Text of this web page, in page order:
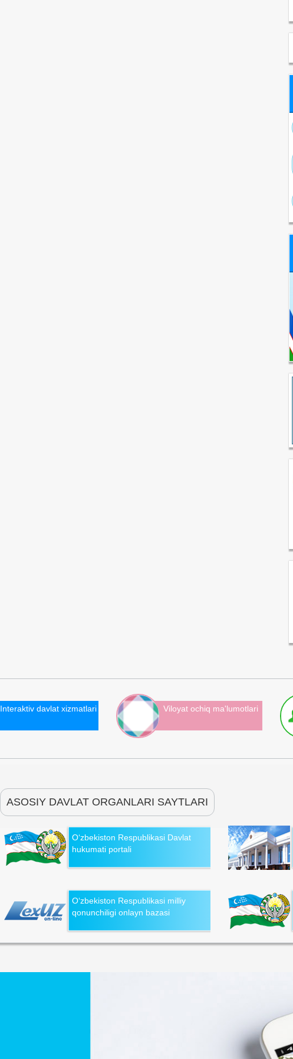
Interaktiv davlat xizmatlari Viloyat ochiq ma'lumotlari
ASOSIY DAVLAT ORGANLARI SAYTLARI
O‘zbekiston Respublikasi Davlat
hukumati portali
O‘zbekiston Respublikasi milliy
qonunchiligi onlayn bazasi